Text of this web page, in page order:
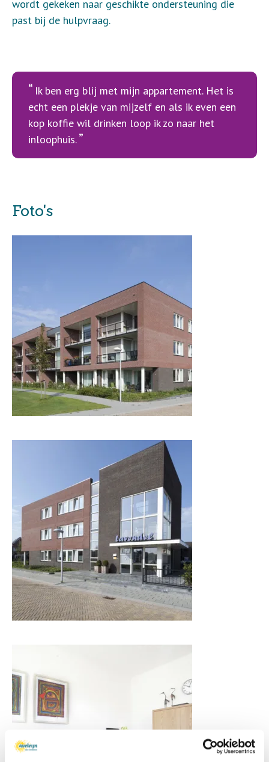
wordt gekeken naar geschikte ondersteuning die
past bij de hulpvraag.
Ik ben erg blij met mijn appartement. Het is
echt een plekje van mijzelf en als ik even een
kop koffie wil drinken loop ik zo naar het
inloophuis.
Foto's